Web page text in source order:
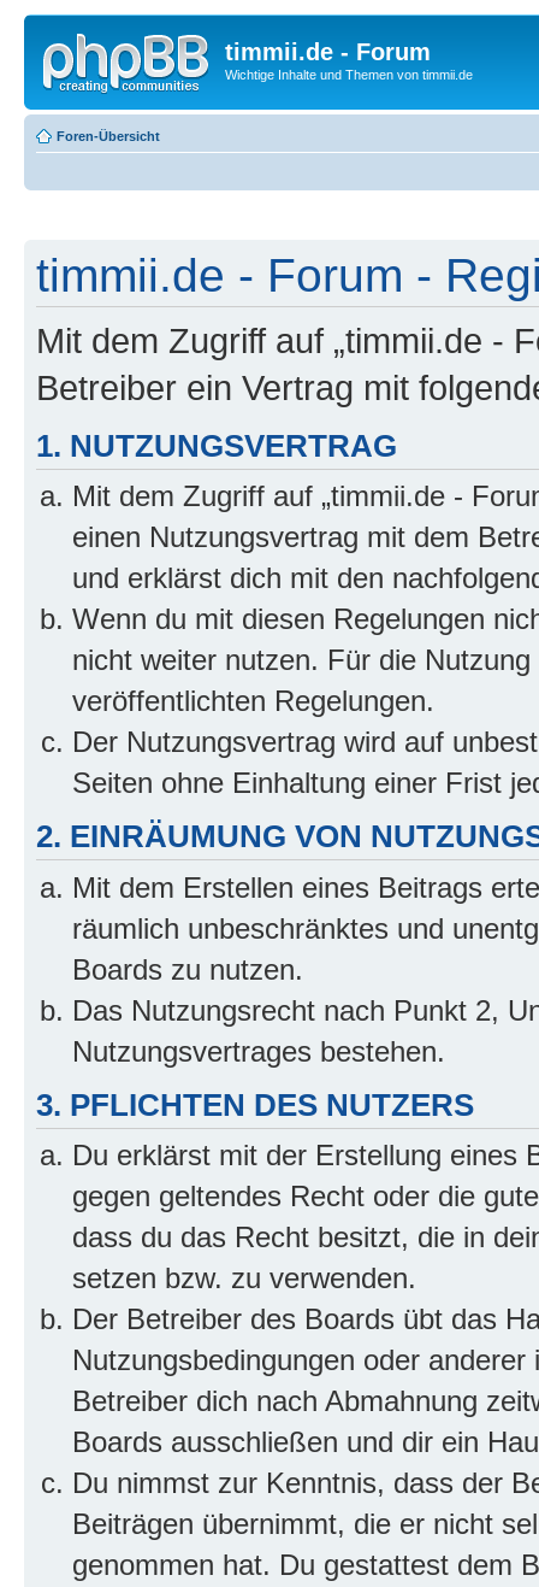
timmii.de - Forum
Wichtige Inhalte und Themen von timmii.de
Foren-Übersicht
timmii.de - Forum -
Mit dem Zugriff auf „timmii.de -
Betreiber ein Vertrag mit
1. NUTZUNGSVERTRAG
Mit dem Zugriff auf „timmii.de -
einen Nutzungsvertrag mit dem
und erklärst dich mit den
Wenn du mit diesen Regelungen
nicht weiter nutzen. Für die
veröffentlichten Regelungen.
Der Nutzungsvertrag wird auf
Seiten ohne Einhaltung einer Frist
2. EINRÄUMUNG VON
Mit dem Erstellen eines Beitrags
räumlich unbeschränktes und
Boards zu nutzen.
Das Nutzungsrecht nach Punkt 2,
Nutzungsvertrages bestehen.
3. PFLICHTEN DES NUTZERS
Du erklärst mit der Erstellung eines
gegen geltendes Recht oder die
dass du das Recht besitzt, die in
setzen bzw. zu verwenden.
Der Betreiber des Boards übt das
Nutzungsbedingungen oder
Betreiber dich nach Abmahnung
Boards ausschließen und dir ein
Du nimmst zur Kenntnis, dass der
Beiträgen übernimmt, die er nicht
genommen hat. Du gestattest dem